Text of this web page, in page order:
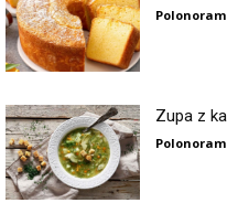
Zupa z